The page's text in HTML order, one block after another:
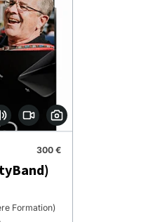
300 €
Formation)